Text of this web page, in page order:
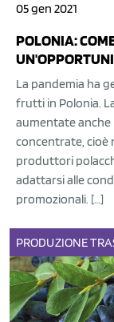
05 gen 2021
POLONIA:
La pandemia ha
frutti in Polonia.
aumentate anche
concentrate, cioè
produttori
adattarsi alle
promozionali. […]
PRODUZIONE